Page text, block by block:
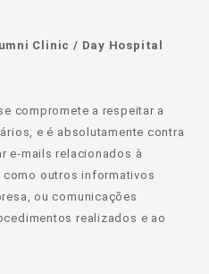
Clinic / Day Hospital
compromete a respeitar a
e é absolutamente contra
e-mails relacionados à
como outros informativos
ou comunicações
realizados e ao